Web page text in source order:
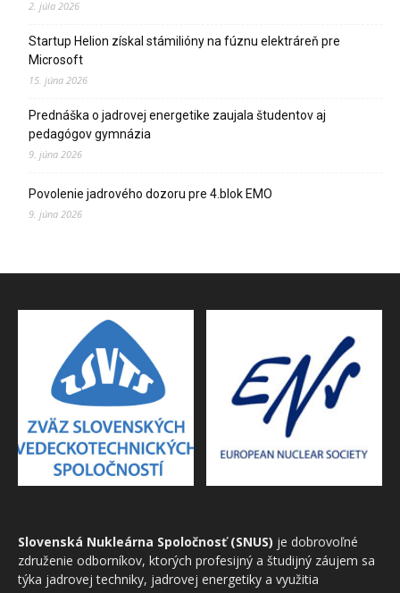
2. júla 2026
Startup Helion získal stámilióny na fúznu elektráreň pre
Microsoft
15. júna 2026
Prednáška o jadrovej energetike zaujala študentov aj
pedagógov gymnázia
9. júna 2026
Povolenie jadrového dozoru pre 4.blok EMO
9. júna 2026
Slovenská Nukleárna Spoločnosť (SNUS) je dobrovoľné
združenie odborníkov, ktorých profesijný a študijný záujem sa
týka jadrovej techniky, jadrovej energetiky a využitia